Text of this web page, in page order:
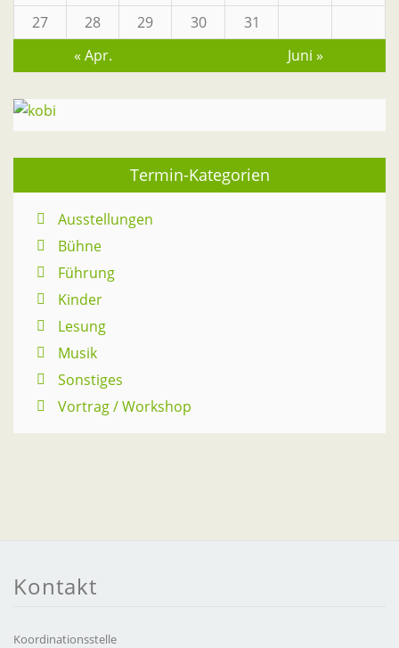
27
28 29 30
31
« Apr.
Juni »
Termin-Kategorien
Ausstellungen
Bühne
Führung
Kinder
Lesung
Musik
Sonstiges
Vortrag / Workshop
Kontakt
Koordinationsstelle